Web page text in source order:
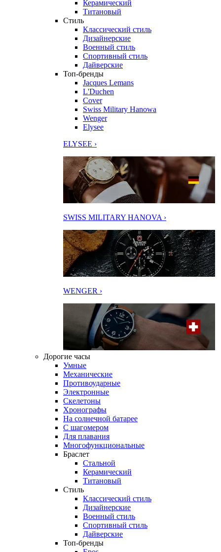
Керамический
Титановый
Стиль
Классический стиль
Дизайнерские
Военный стиль
Спортивный стиль
Дайверские
Топ-бренды
Jacques Lemans
L'Duchen
Cover
Swiss Military Hanowa
Wenger
Elysee
ELYSEE ›
SWISS MILITARY HANOVA ›
WENGER ›
Дорогие часы
Умные
Механические
Противоударные
Электронные
Скелетоны
Хронографы
На солнечной батарее
С шагомером
Для плавания
Многофункциональные
Браслет
Стальной
Керамический
Титановый
Стиль
Классический стиль
Дизайнерские
Военный стиль
Спортивный стиль
Дайверские
Топ-бренды